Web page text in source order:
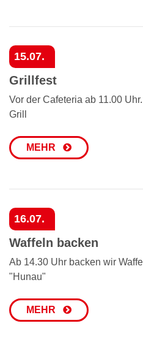
15.07.
Grillfest
Vor der Cafeteria ab 11.00
Grill
MEHR
16.07.
Waffeln backen
Ab 14.30 Uhr backen wir
"Hunau"
MEHR